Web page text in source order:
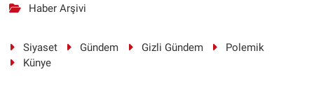
Haber Arşivi
Siyaset Gündem Gizli Gündem
Polemik
Künye